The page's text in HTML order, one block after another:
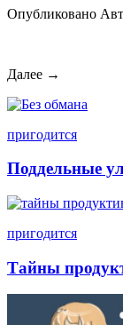
Опубликовано
Далее →
пригодится
Поддельные
пригодится
Тайны